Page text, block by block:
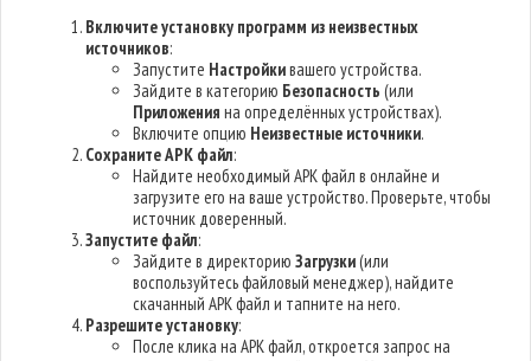
Включите установку программ из неизвестных
источников:
Запустите Настройкивашего устройства.
Зайдите в категорию Безопасность (или
Приложения на определённых устройствах).
Включите опцию Неизвестные источники.
Сохраните APK файл:
Найдите необходимый APK файл в онлайне и
загрузите его на ваше устройство. Проверьте, чтобы
источник доверенный.
Запустите файл:
Зайдите в директориюЗагрузки(или
воспользуйтесь файловый менеджер), найдите
скачанный APK файл и тапните на него.
Разрешите установку:
После клика на APK файл, откроется запрос на